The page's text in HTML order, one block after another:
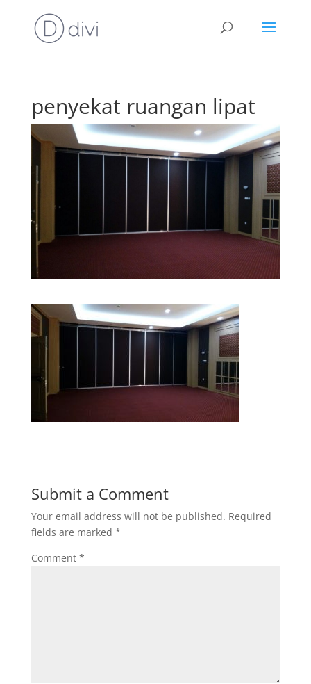
penyekat ruangan lipat
Submit a Comment
Your email address will not be published. Required
fields are marked *
Comment *